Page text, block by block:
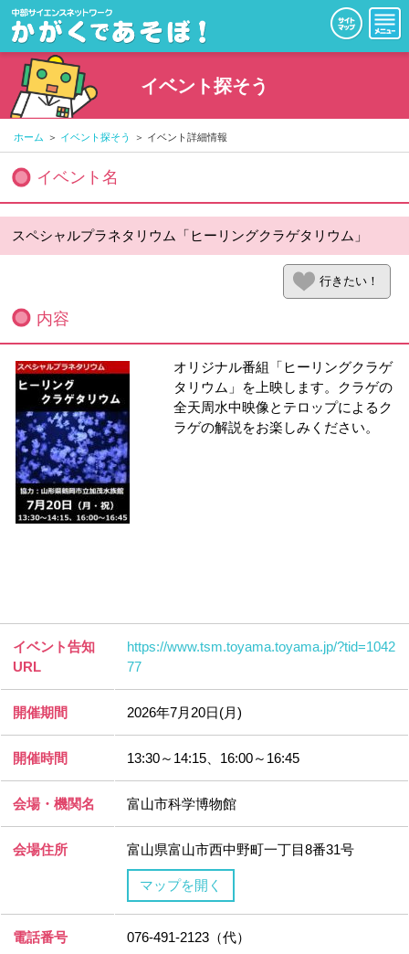
イベント探そう
ホーム イベント探そう イベント詳細情報
イベント名
スペシャルプラネタリウム「ヒーリングクラゲタリウム」
行きたい！
内容
オリジナル番組「ヒーリングクラゲ
タリウム」を上映します。クラゲの
全天周水中映像とテロップによるク
ラゲの解説をお楽しみください。
イベント告知
URL
https://www.tsm.toyama.toyama.jp/?tid=1042
77
開催期間 2026年7月20日(月)
開催時間 13:30～14:15、16:00～16:45
会場・機関名 富山市科学博物館
会場住所 富山県富山市西中野町一丁目8番31号
マップを開く
電話番号 076-491-2123（代）